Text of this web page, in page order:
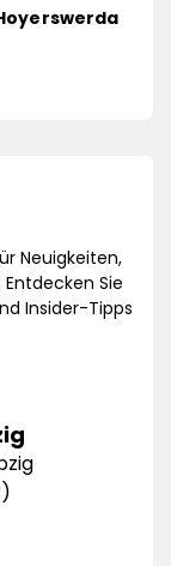
Neuigkeiten,
Sie
Insider-Tipps